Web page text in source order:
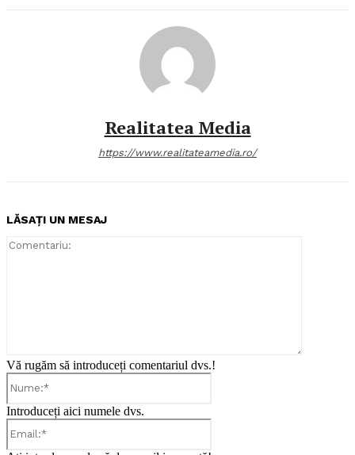
Realitatea Media
https://www.realitateamedia.ro/
LĂSAȚI UN MESAJ
Vă rugăm să introduceți comentariul dvs.!
Introduceți aici numele dvs.